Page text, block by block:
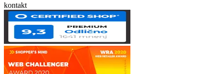
kontakt